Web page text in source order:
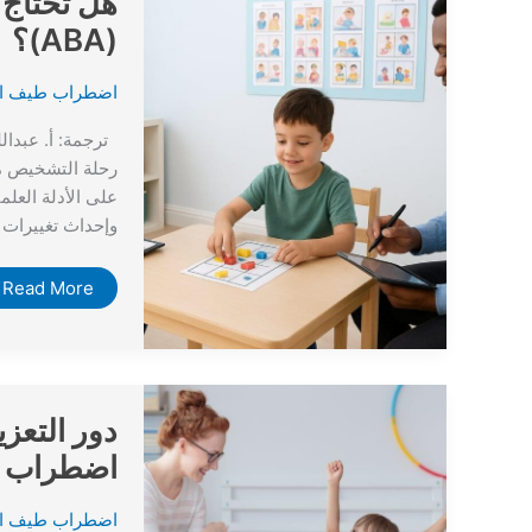
(ABA)؟
اضطراب طيف
ترجمة: أ.
على الأدلة
وإحداث تغييرات
إحالة
طبية
للبدء
علاج
تحليل
السلوك
التطبيقي
(ABA)؟
Read More »
دور
اضطراب
اضطراب طيف
التعزيز
الإيجابي
في
علاج
تحليل
التطبيقي